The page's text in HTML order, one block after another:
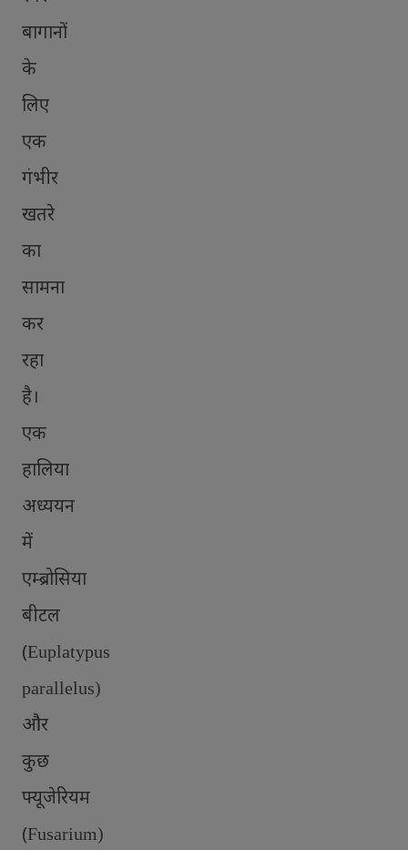
बागानों
के
लिए
एक
गंभीर
खतरे
का
सामना
कर
रहा
है।
एक
हालिया
अध्ययन
में
एम्ब्रोसिया
बीटल
(Euplatypus
parallelus)
और
कुछ
फ्यूजेरियम
(Fusarium)